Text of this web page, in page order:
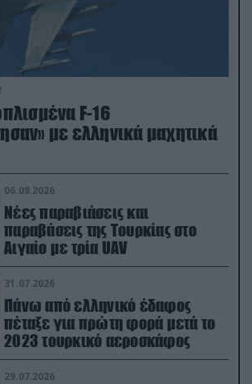
F-16
με ελληνικά μαχητικά
06.08.2026
Νέες παραβιάσεις και
παραβάσεις της Τουρκίας στο
Αιγαίο με τρία UAV
31.07.2026
Πάνω από ελληνικό έδαφος
πέταξε για πρώτη φορά μετά το
2023 τουρκικό αεροσκάφος
29.07.2026